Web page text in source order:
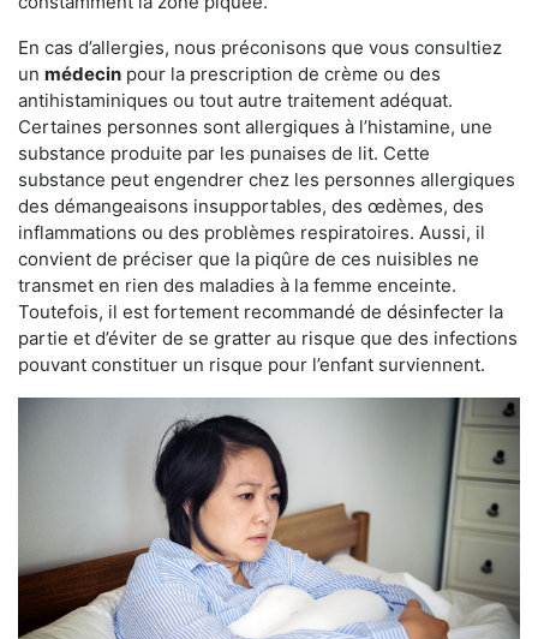
En cas d’allergies, nous préconisons que vous consultiez
un médecin pour la prescription de crème ou des
antihistaminiques ou tout autre traitement adéquat.
Certaines personnes sont allergiques à l’histamine, une
substance produite par les punaises de lit. Cette
substance peut engendrer chez les personnes allergiques
des démangeaisons insupportables, des œdèmes, des
inflammations ou des problèmes respiratoires. Aussi, il
convient de préciser que la piqûre de ces nuisibles ne
transmet en rien des maladies à la femme enceinte.
Toutefois, il est fortement recommandé de désinfecter la
partie et d’éviter de se gratter au risque que des infections
pouvant constituer un risque pour l’enfant surviennent.